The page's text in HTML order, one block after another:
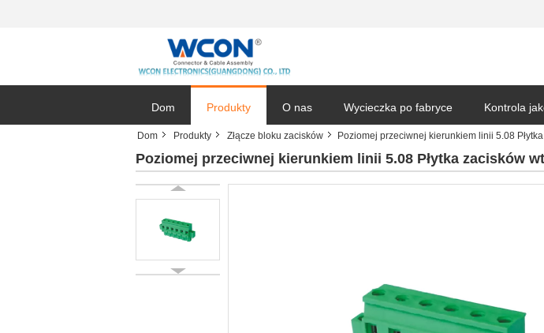
Dom Produkty O nas Wycieczka po fabryce Kontrola
Dom Produkty Złącze bloku zacisków Poziomej przeciwnej kierunkiem linii 5.08
Poziomej przeciwnej kierunkiem linii 5.08 Płytka zacisków